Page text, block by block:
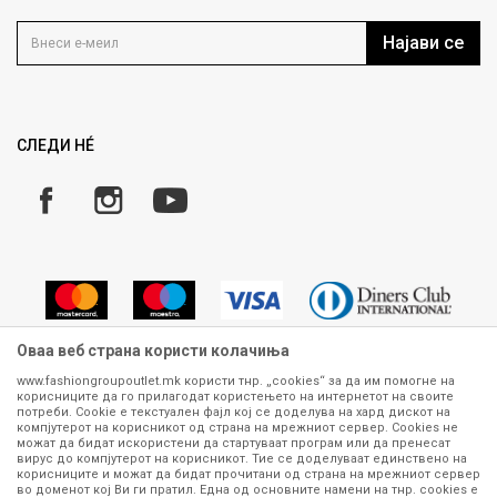
Кариера
Како да купите
Замена и рефундација на производи
Плаќање
Најави се
СЛЕДИ НÉ
Сите информации околу производите кои се изложени на нашата
онлајн продавница се стремиме да бидат конкретни, точни и прецизни,
меѓутоа не можеме да гарантираме дека се без ниту една грешка или
пак дека сите производи во моментот се достапни на залиха.
Фотографиите се најверодостојниот приказ на производот. Доколку
Оваа веб страна користи колачиња
www.fashiongroupoutlet.mk користи тнр. „cookies“ за да им помогне на
корисниците да го прилагодат користењето на интернетот на своите
потреби. Cookie е текстуален фајл кој се доделува на хард дискот на
компјутерот на корисникот од страна на мрежниот сервер. Cookies не
можат да бидат искористени да стартуваат програм или да пренесат
вирус до компјутерот на корисникот. Тие се доделуваат единствено на
корисниците и можат да бидат прочитани од страна на мрежниот сервер
во доменот кој Ви ги пратил. Една од основните намени на тнр. сookies е